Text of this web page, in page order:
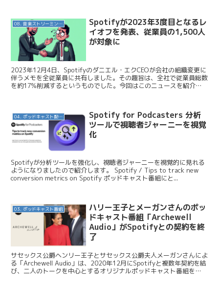
08. 音楽ストリーミングサービス
Spotifyが2023年3度目となるレ
イオフを発表、従業員の1,500人
が対象に
2023年12月4日、Spotifyのダニエル・エクCEOが会社の組織変更に
伴うメモを全従業員に共有しました。その趣旨は、全社で従業員総数
を約17%削減するというものでした。今回はこのニュースを紹介し
04. ポッドキャスト配信・制作等
Spotify for Podcasters 分析
ツールで視聴者ジャーニーを視覚
化
Spotifyが分析ツールを強化し、視聴者ジャーニーを視覚的に見れる
ようになりましたので紹介します。 Spotify / Tips to track new
conversion metrics on Spotify ポッドキャスト番組にと...
03. ポッドキャスト番組
ハリー王子とメーガンさんのポッ
ドキャスト番組「Archewell
Audio」がSpotifyとの契約を終
了
サセックス公爵ヘンリー王子とサセックス公爵夫人メーガンさんによ
る「Archewell Audio」は、2020年12月にSpotifyと複数年契約を結
び、二人のトークを中心とするオリジナルポッドキャスト番組を